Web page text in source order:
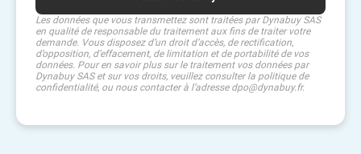
Les données que vous transmettez sont traitées par Dynabuy SAS
en qualité de responsable du traitement aux fins de traiter votre
demande. Vous disposez d’un droit d’accès, de rectification,
d’opposition, d’effacement, de limitation et de portabilité de vos
données. Pour en savoir plus sur le traitement vos données par
Dynabuy SAS et sur vos droits, veuillez consulter la politique de
confidentialité, ou nous contacter à l’adresse dpo@dynabuy.fr.